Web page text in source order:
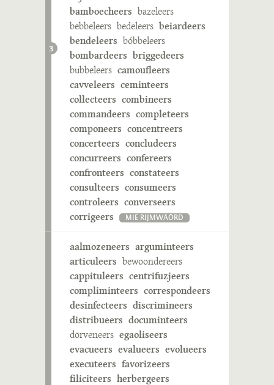
3
bamboecheers bazeleers
bebbeleers bedeleers beiardeers
bendeleers bóbbeleers
bombardeers briggedeers
bubbeleers camoufleers
cavveleers ceminteers
collecteers combineers
commandeers completeers
componeers concentreers
concerteers concludeers
concurreers confereers
confronteers constateers
consulteers consumeers
controleers converseers
corrigeers
MIE RIJMWÄÖRD
aalmozeneers arguminteers
articuleers bewoondereers
cappituleers centrifuzjeers
compliminteers correspondeers
desinfecteers discrimineers
distribueers documinteers
dörveneers egaoliseers
evacueers evalueers evolueers
executeers favorizeers
filiciteers herbergeers